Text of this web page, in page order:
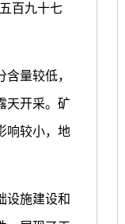
百九十七
量较低，
天开采。矿
响较小，地
设施建设和